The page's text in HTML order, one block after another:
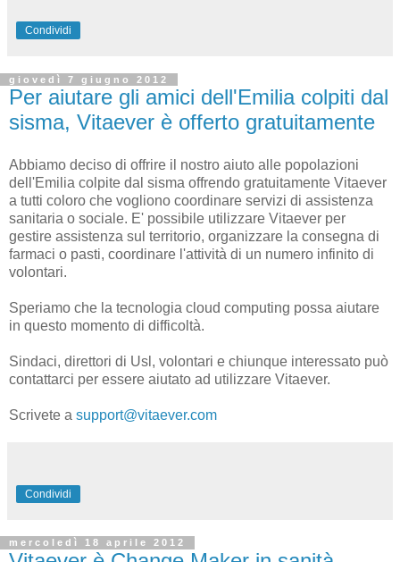
Condividi
giovedì 7 giugno 2012
Per aiutare gli amici dell'Emilia colpiti dal
sisma, Vitaever è offerto gratuitamente
Abbiamo deciso di offrire il nostro aiuto alle popolazioni
dell'Emilia colpite dal sisma offrendo gratuitamente Vitaever
a tutti coloro che vogliono coordinare servizi di assistenza
sanitaria o sociale. E' possibile utilizzare Vitaever per
gestire assistenza sul territorio, organizzare la consegna di
farmaci o pasti, coordinare l'attività di un numero infinito di
volontari.
Speriamo che la tecnologia cloud computing possa aiutare
in questo momento di difficoltà.
Sindaci, direttori di Usl, volontari e chiunque interessato può
contattarci per essere aiutato ad utilizzare Vitaever.
Scrivete a support@vitaever.com
Condividi
mercoledì 18 aprile 2012